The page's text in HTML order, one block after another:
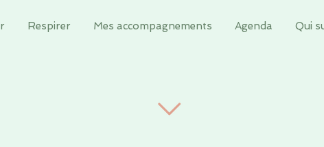
Respirer Mes accompagnements Agenda Qui